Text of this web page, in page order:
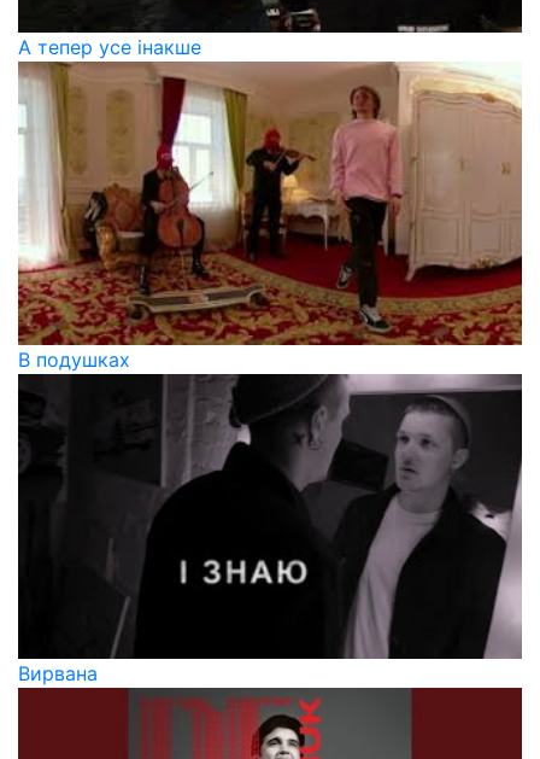
А тепер усе інакше
В подушках
Вирвана